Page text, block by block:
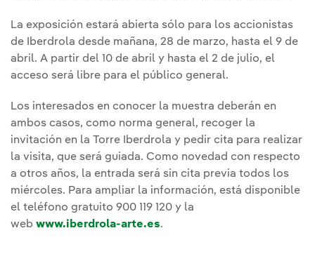
La exposición estará abierta sólo para los accionistas
de Iberdrola desde mañana, 28 de marzo, hasta el 9 de
abril. A partir del 10 de abril y hasta el 2 de julio, el
acceso será libre para el público general.
Los interesados en conocer la muestra deberán en
ambos casos, como norma general, recoger la
invitación en la Torre Iberdrola y pedir cita para realizar
la visita, que será guiada. Como novedad con respecto
a otros años, la entrada será sin cita previa todos los
miércoles. Para ampliar la información, está disponible
el teléfono gratuito 900 119 120 y la
web www.iberdrola-arte.es.